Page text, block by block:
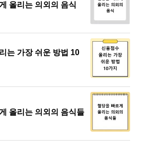
올리는 의외의 음식
는 가장 쉬운 방법 10
올리는 의외의 음식들